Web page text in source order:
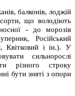
балконів, лоджій
що володіють
- до морозів
Російський
Квітковий і ін.). У
сильнорослі
різного строку
бути зняті з опори